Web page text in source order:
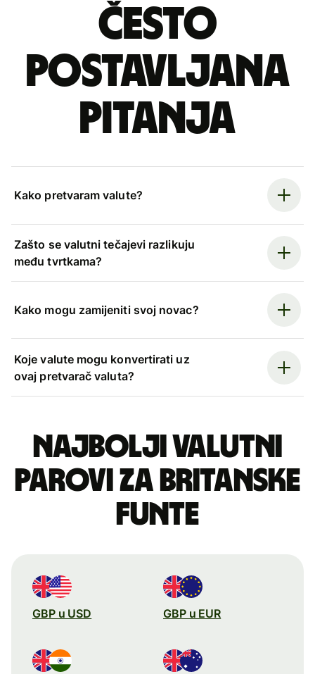
Često
postavljana
pitanja
Kako pretvaram valute?
Zašto se valutni tečajevi razlikuju
među tvrtkama?
Kako mogu zamijeniti svoj novac?
Koje valute mogu konvertirati uz
ovaj pretvarač valuta?
Najbolji valutni
parovi za britanske
funte
GBP u USD GBP u EUR